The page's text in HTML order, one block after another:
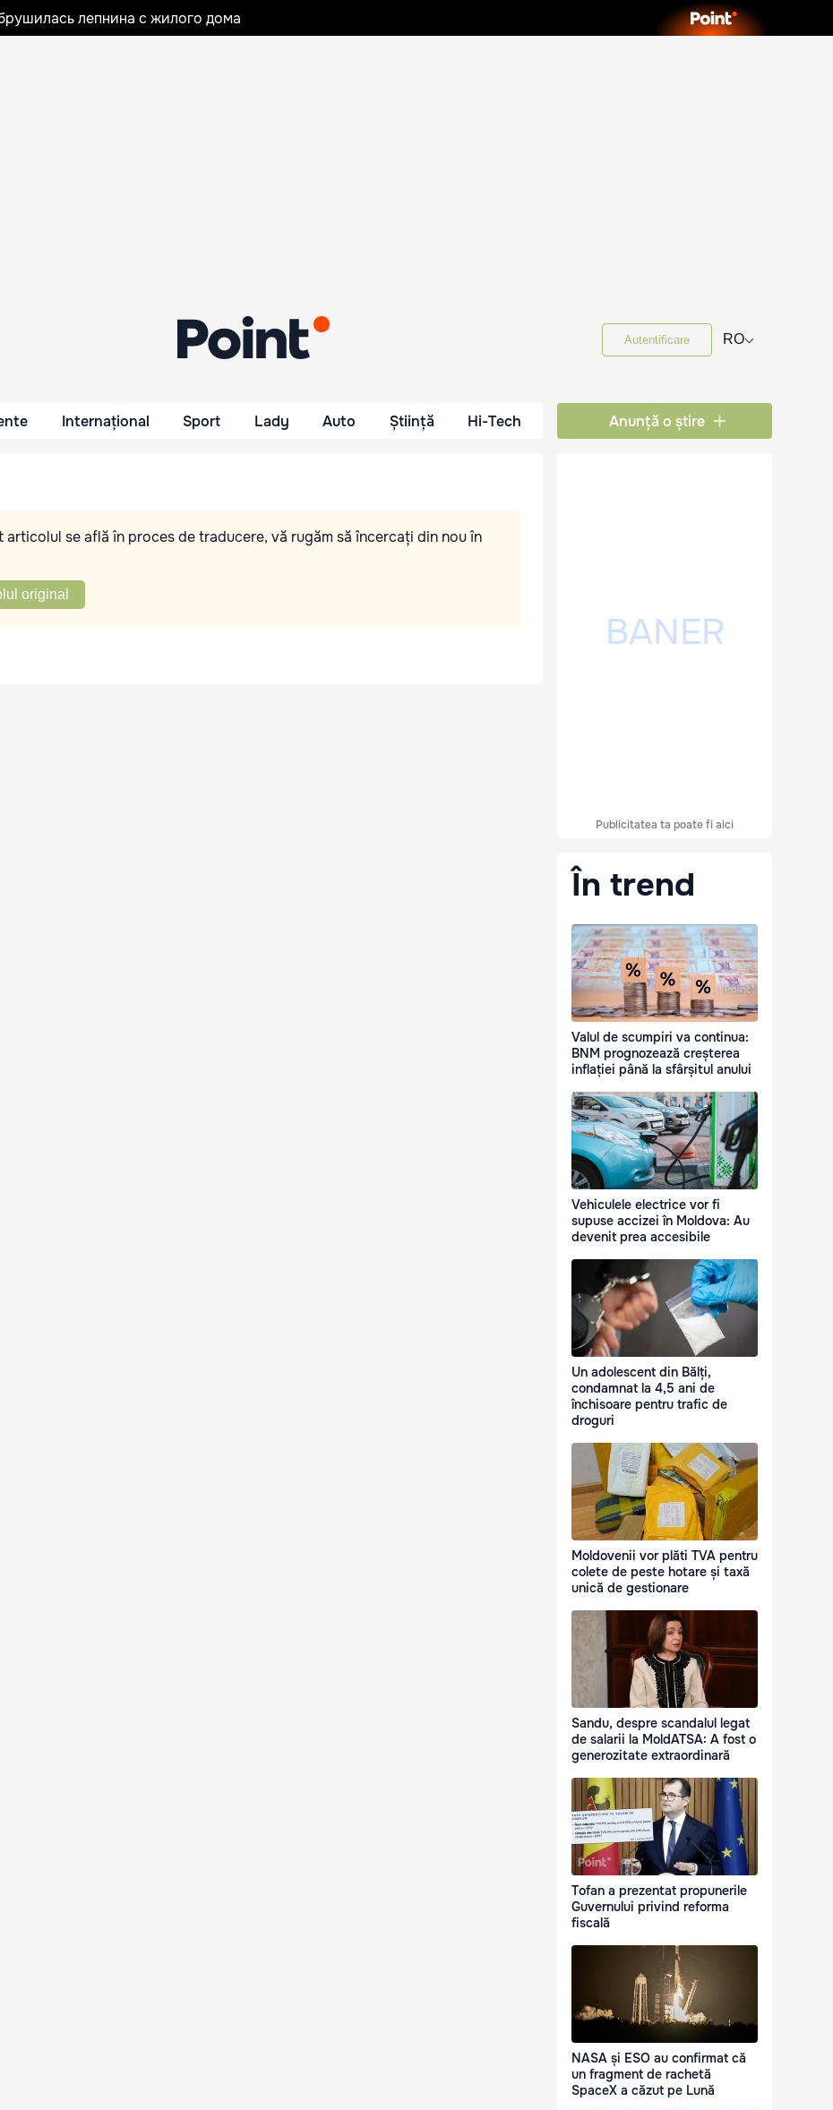
лепнина с жилого дома
Autentificare RO⌵
Internațional Sport Lady Auto Știință Hi-Tech Anunță o știre
articolul se află în proces de traducere, vă rugăm să încercați din nou în
original
Publicitatea ta poate fi aici
În trend
Valul de scumpiri va continua:
BNM prognozează creșterea
inflației până la sfârșitul anului
Vehiculele electrice vor fi
supuse accizei în Moldova: Au
devenit prea accesibile
Un adolescent din Bălți,
condamnat la 4,5 ani de
închisoare pentru trafic de
droguri
Moldovenii vor plăti TVA pentru
colete de peste hotare și taxă
unică de gestionare
Sandu, despre scandalul legat
de salarii la MoldATSA: A fost o
generozitate extraordinară
Tofan a prezentat propunerile
Guvernului privind reforma
fiscală
NASA și ESO au confirmat că
un fragment de rachetă
SpaceX a căzut pe Lună